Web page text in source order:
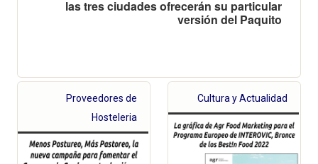
las tres ciudades ofrecerán su particular
versión del Paquito
Proveedores de
Hosteleria
Cultura y Actualidad